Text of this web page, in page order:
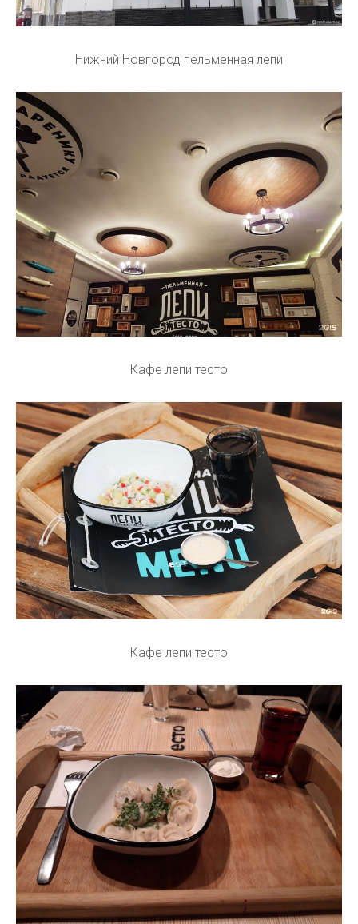
Нижний Новгород пельменная лепи
Кафе лепи тесто
Кафе лепи тесто